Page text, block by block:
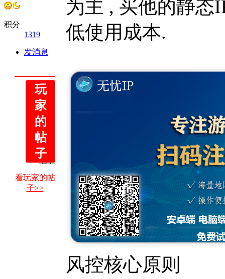
积分
1319
发消息
玩
家
的
帖
子
魔兽
世界
主流
搬砖
玩法
我做
游戏
工作
室搬
砖历
程 ...
2026
年梦
幻西
游玩
法防
封要
点 ...
2026
地下
勇士
DNF
看玩家的帖
子>>
为主 , 买他的静态
低使用成本.
风控核心原则